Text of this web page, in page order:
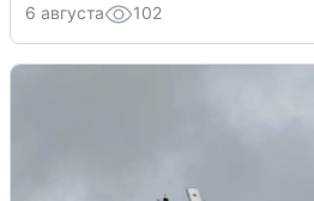
6 августа 102